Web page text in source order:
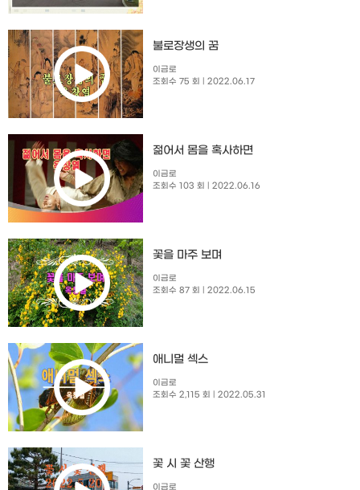
불로장생의 꿈
이금로
조회수 75 회
| 2022.06.17
젊어서 몸을 혹사하면
이금로
조회수 103 회
| 2022.06.16
꽃을 마주 보며
이금로
조회수 87 회
| 2022.06.15
애니멀 섹스
이금로
조회수 2,115 회
| 2022.05.31
꽃 시 꽃 산행
이금로